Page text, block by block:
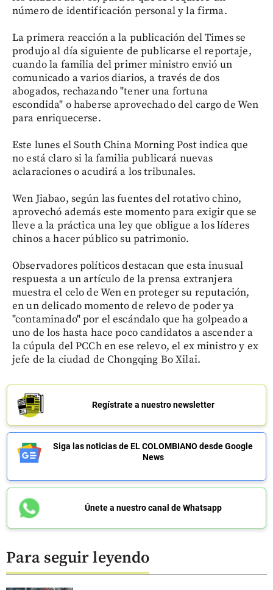
número de identificación personal y la firma.
La primera reacción a la publicación del Times se
produjo al día siguiente de publicarse el reportaje,
cuando la familia del primer ministro envió un
comunicado a varios diarios, a través de dos
abogados, rechazando "tener una fortuna
escondida" o haberse aprovechado del cargo de Wen
para enriquecerse.
Este lunes el South China Morning Post indica que
no está claro si la familia publicará nuevas
aclaraciones o acudirá a los tribunales.
Wen Jiabao, según las fuentes del rotativo chino,
aprovechó además este momento para exigir que se
lleve a la práctica una ley que obligue a los líderes
chinos a hacer público su patrimonio.
Observadores políticos destacan que esta inusual
respuesta a un artículo de la prensa extranjera
muestra el celo de Wen en proteger su reputación,
en un delicado momento de relevo de poder ya
"contaminado" por el escándalo que ha golpeado a
uno de los hasta hace poco candidatos a ascender a
la cúpula del PCCh en ese relevo, el ex ministro y ex
jefe de la ciudad de Chongqing Bo Xilai.
Regístrate a nuestro newsletter
Siga las noticias de EL COLOMBIANO desde Google
News
Únete a nuestro canal de Whatsapp
Para seguir leyendo